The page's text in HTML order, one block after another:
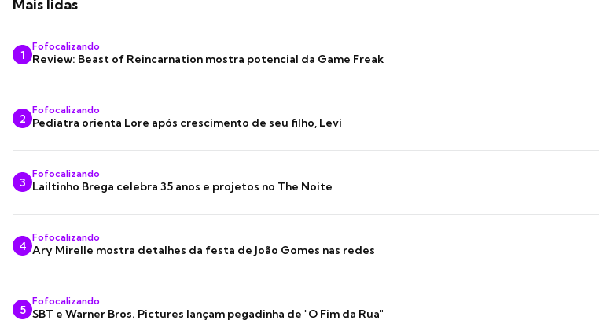
Mais lidas
1
Fofocalizando
Review: Beast of Reincarnation mostra potencial da Game Freak
2
Fofocalizando
Pediatra orienta Lore após crescimento de seu filho, Levi
3
Fofocalizando
Lailtinho Brega celebra 35 anos e projetos no The Noite
4
Fofocalizando
Ary Mirelle mostra detalhes da festa de João Gomes nas redes
5
Fofocalizando
SBT e Warner Bros. Pictures lançam pegadinha de "O Fim da Rua"